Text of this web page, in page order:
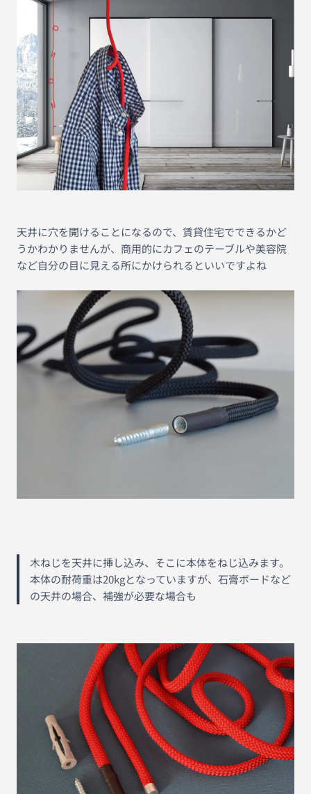
天井に穴を開けることになるので、賃貸住宅でできるかど
うかわかりませんが、商用的にカフェのテーブルや美容院
など自分の目に見える所にかけられるといいですよね
木ねじを天井に挿し込み、そこに本体をねじ込みます。
本体の耐荷重は20kgとなっていますが、石膏ボードなど
の天井の場合、補強が必要な場合も